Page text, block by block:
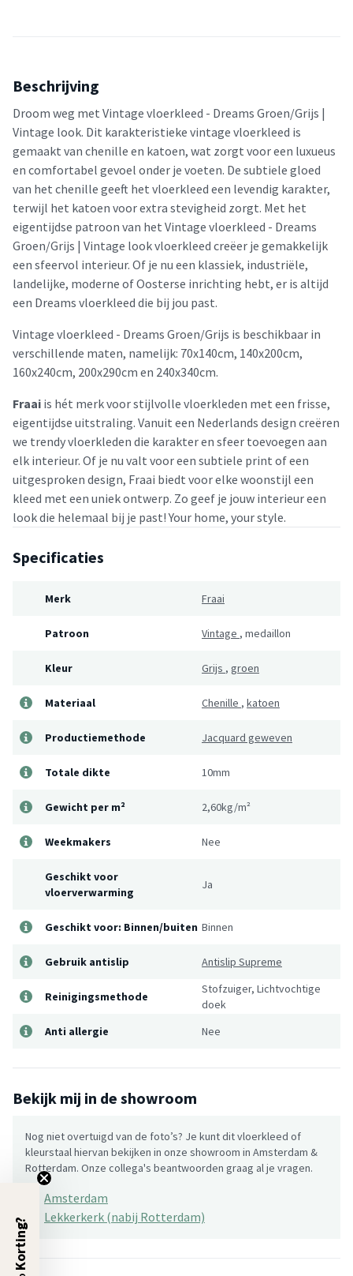
Beschrijving
Droom weg met Vintage vloerkleed - Dreams Groen/Grijs |
Vintage look. Dit karakteristieke vintage vloerkleed is
gemaakt van chenille en katoen, wat zorgt voor een luxueus
en comfortabel gevoel onder je voeten. De subtiele gloed
van het chenille geeft het vloerkleed een levendig karakter,
terwijl het katoen voor extra stevigheid zorgt. Met het
eigentijdse patroon van het Vintage vloerkleed - Dreams
Groen/Grijs | Vintage look vloerkleed creëer je gemakkelijk
een sfeervol interieur. Of je nu een klassiek, industriële,
landelijke, moderne of Oosterse inrichting hebt, er is altijd
een Dreams vloerkleed die bij jou past.
Vintage vloerkleed - Dreams Groen/Grijs is beschikbaar in
verschillende maten, namelijk: 70x140cm, 140x200cm,
160x240cm, 200x290cm en 240x340cm.
Fraai is hét merk voor stijlvolle vloerkleden met een frisse,
eigentijdse uitstraling. Vanuit een Nederlands design creëren
we trendy vloerkleden die karakter en sfeer toevoegen aan
elk interieur. Of je nu valt voor een subtiele print of een
uitgesproken design, Fraai biedt voor elke woonstijl een
kleed met een uniek ontwerp. Zo geef je jouw interieur een
look die helemaal bij je past! Your home, your style.
Specificaties
Merk Fraai
Patroon Vintage , medaillon
Kleur Grijs , groen
Materiaal Chenille , katoen
Productiemethode Jacquard geweven
Totale dikte 10mm
Gewicht per m² 2,60kg/m²
Weekmakers Nee
Geschikt voor
vloerverwarming
Ja
Geschikt voor: Binnen/buiten Binnen
Gebruik antislip Antislip Supreme
Reinigingsmethode
Stofzuiger, Lichtvochtige
doek
Anti allergie
Nee
Bekijk mij in de showroom
Nog niet overtuigd van de foto’s? Je kunt dit vloerkleed of
kleurstaal hiervan bekijken in onze showroom in Amsterdam &
Rotterdam. Onze collega's beantwoorden graag al je vragen.
Amsterdam
Lekkerkerk (nabij Rotterdam)
5% Korting?